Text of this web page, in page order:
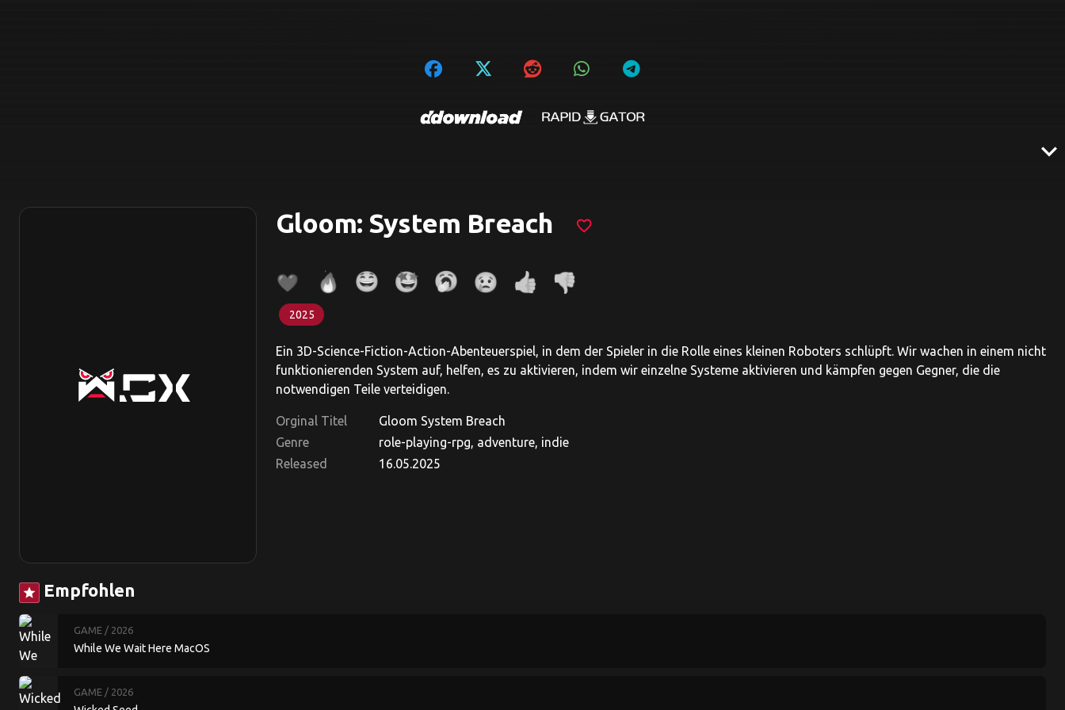
expand_more
Gloom: System Breach favorite_border
2025
Ein 3D-Science-Fiction-Action-Abenteuerspiel, in dem der Spieler in die Rolle eines kleinen Roboters schlüpft. Wir wachen in einem nicht
funktionierenden System auf, helfen, es zu aktivieren, indem wir einzelne Systeme aktivieren und kämpfen gegen Gegner, die die
notwendigen Teile verteidigen.
Orginal Titel
Gloom System Breach
Genre
role-playing-rpg, adventure, indie
Released
16.05.2025
star Empfohlen
GAME / 2026
While We Wait Here MacOS
GAME / 2026